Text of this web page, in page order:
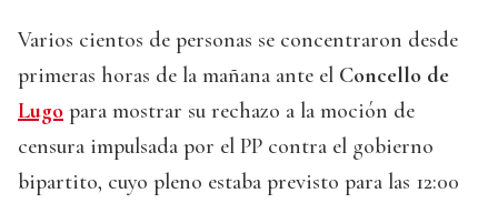
Varios cientos de personas se concentraron desde
primeras horas de la mañana ante el Concello de
Lugo para mostrar su rechazo a la moción de
censura impulsada por el PP contra el gobierno
bipartito, cuyo pleno estaba previsto para las 12:00